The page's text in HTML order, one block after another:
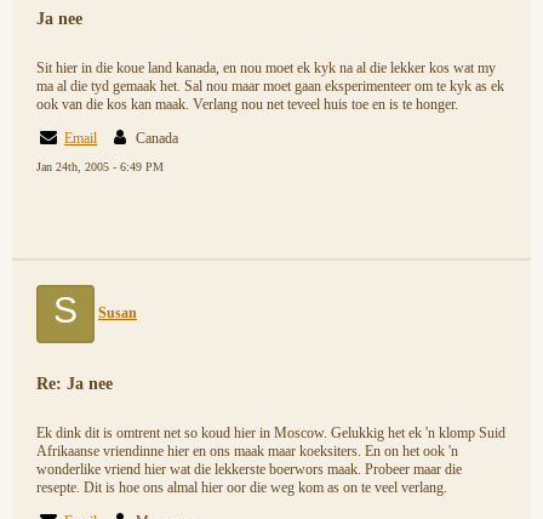
Ja nee
Sit hier in die koue land kanada, en nou moet ek kyk na al die lekker kos wat my
ma al die tyd gemaak het. Sal nou maar moet gaan eksperimenteer om te kyk as ek
ook van die kos kan maak. Verlang nou net teveel huis toe en is te honger.
Email
Canada
Jan 24th, 2005 - 6:49 PM
S Susan
Re: Ja nee
Ek dink dit is omtrent net so koud hier in Moscow. Gelukkig het ek 'n klomp Suid
Afrikaanse vriendinne hier en ons maak maar koeksiters. En on het ook 'n
wonderlike vriend hier wat die lekkerste boerwors maak. Probeer maar die
resepte. Dit is hoe ons almal hier oor die weg kom as on te veel verlang.